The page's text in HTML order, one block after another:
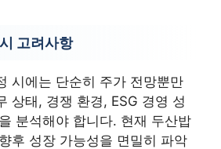
고려사항
시에는 단순히 주가 전망뿐만
상태, 경쟁 환경, ESG 경영 성
분석해야 합니다. 현재 두산밥
후 성장 가능성을 면밀히 파악